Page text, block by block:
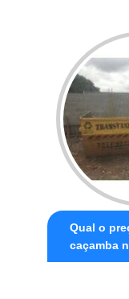
Qual o
caçamba